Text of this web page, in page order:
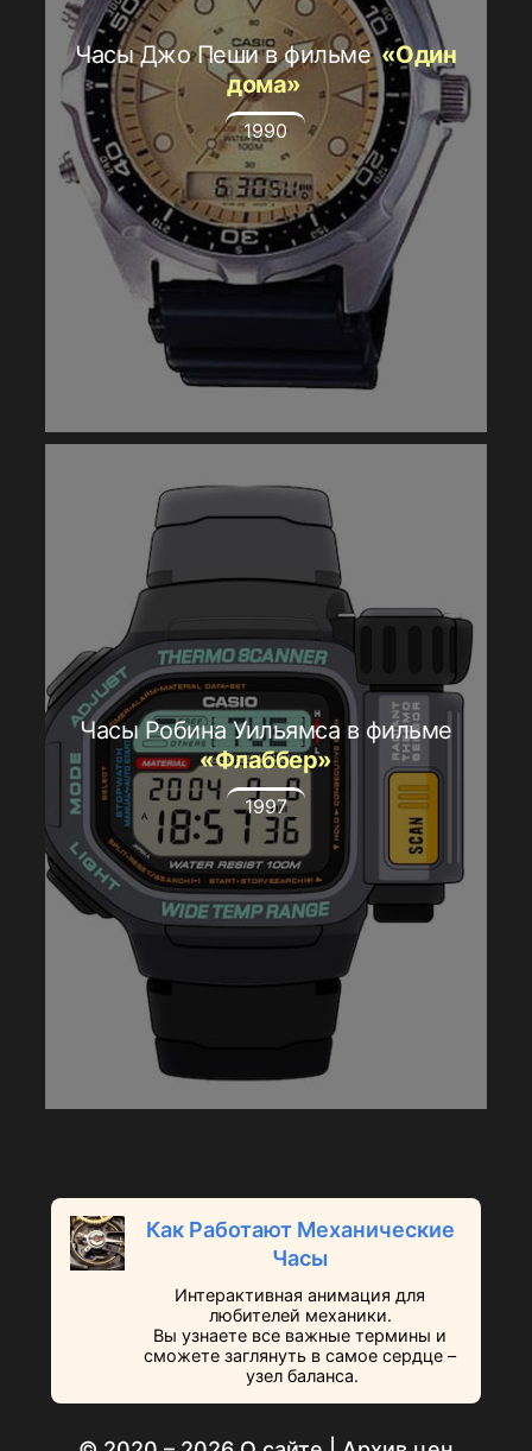
Часы Джо Пеши в фильме«Один
дома»
1990
Часы Робина Уильямса в фильме
«Флаббер»
1997
Как Работают Механические
Часы
Интерактивная анимация для
любителей механики.
Вы узнаете все важные термины и
сможете заглянуть в самое сердце –
узел баланса.